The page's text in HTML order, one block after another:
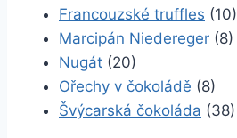
Francouzské truffles (10)
Marcipán Niedereger (8)
Nugát (20)
Ořechy v čokoládě (8)
Švýcarská čokoláda (38)